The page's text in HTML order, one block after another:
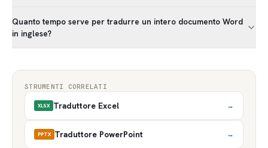
Quanto tempo serve per tradurre un intero documento Word
in inglese?
STRUMENTI CORRELATI
XLSX Traduttore Excel →
PPTX Traduttore PowerPoint →